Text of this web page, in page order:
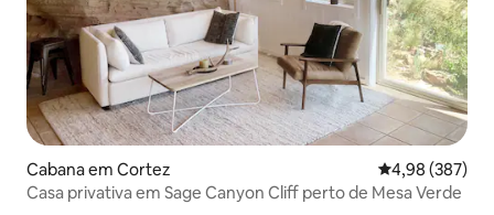
Cabana em Cortez Classificação
4,98 (387)
Casa privativa em Sage Canyon Cliff perto de Mesa Verde